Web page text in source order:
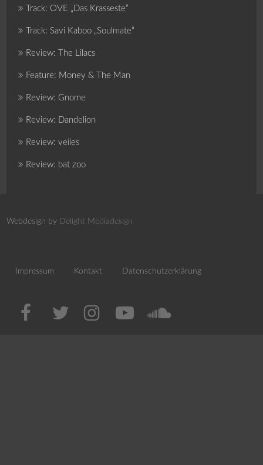
Track: OVE „Das Krasseste“
Track: Savi Kaboo „Soulmate“
Review: The Lilacs
Feature: Money & The Man
Review: Gnome
Review: Dandelion
Review: veiles
Review: bat zoo
Webdesign by Delight Mediadesign
Impressum Kontakt Datenschutzerklärung